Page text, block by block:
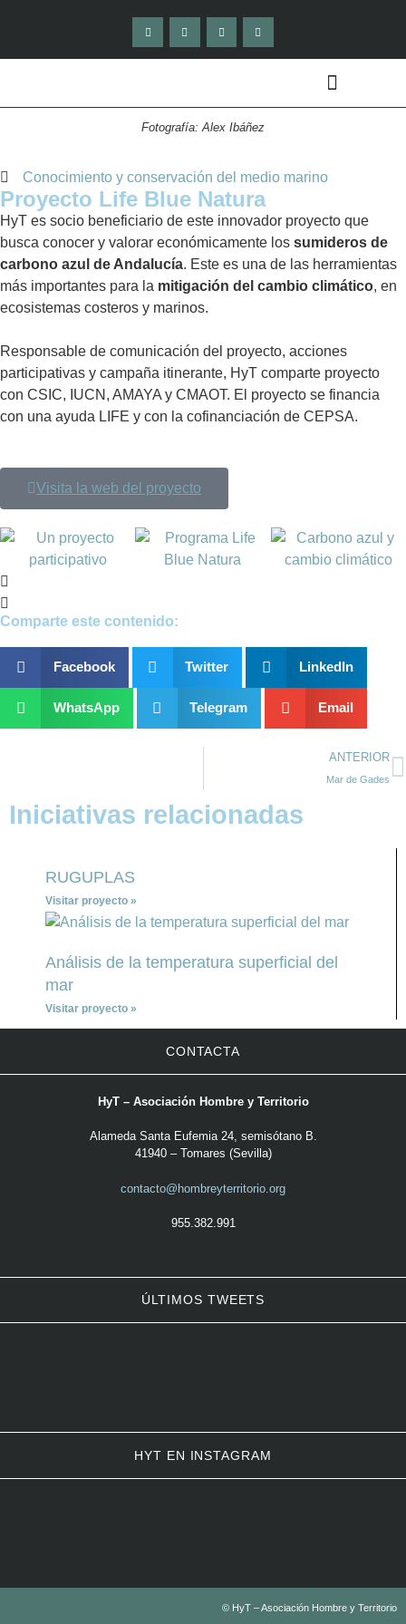
Fotografía: Alex Ibáñez
Conocimiento y conservación del medio marino
Proyecto Life Blue Natura
HyT es socio beneficiario de este innovador proyecto que
busca conocer y valorar económicamente los sumideros de
carbono azul de Andalucía. Este es una de las herramientas
más importantes para la mitigación del cambio climático, en
ecosistemas costeros y marinos.
Responsable de comunicación del proyecto, acciones
participativas y campaña itinerante, HyT comparte proyecto
con CSIC, IUCN, AMAYA y CMAOT. El proyecto se financia
con una ayuda LIFE y con la cofinanciación de CEPSA.
Visita la web del proyecto
Comparte este contenido:
Facebook Twitter LinkedIn
WhatsApp Telegram Email
ANTERIOR
Mar de Gades
Iniciativas relacionadas
RUGUPLAS
Visitar proyecto »
Análisis de la temperatura superficial del
mar
Visitar proyecto »
CONTACTA
HyT – Asociación Hombre y Territorio
Alameda Santa Eufemia 24, semisótano B.
41940 – Tomares (Sevilla)
contacto@hombreyterritorio.org
955.382.991
ÚLTIMOS TWEETS
HYT EN INSTAGRAM
© HyT – Asociación Hombre y Territorio